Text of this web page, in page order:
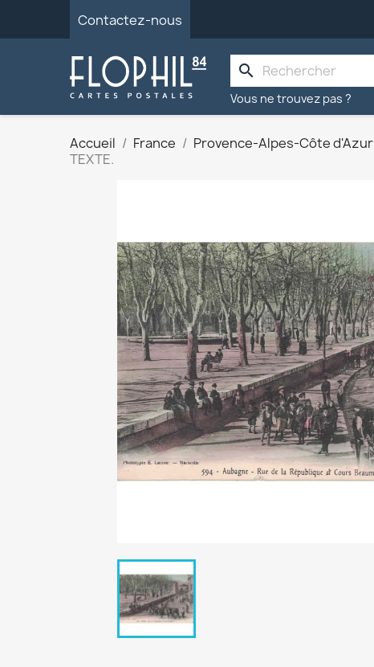
Contactez-nous
search
Vous ne trouvez pas ?
Accueil France Provence-Alpes-Côte d'Azur
TEXTE.